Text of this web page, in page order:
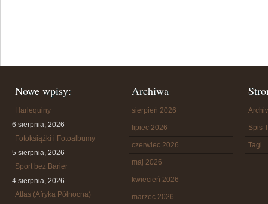
Nowe wpisy:
Harlequiny
6 sierpnia, 2026
Fotoksiążki i Fotoalbumy
5 sierpnia, 2026
Sport bez Barier
4 sierpnia, 2026
Atlas (Afryka Północna)
Archiwa
sierpień 2026
lipiec 2026
czerwiec 2026
maj 2026
kwiecień 2026
marzec 2026
Spis
Tagi